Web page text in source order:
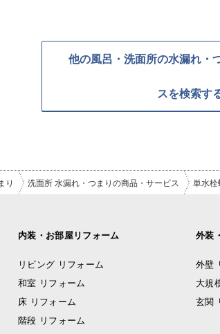
他の風呂・洗面所の水漏れ・
スを検索す
り 洗面所 水漏れ・つまりの商品・サービス 単水栓
内装・お部屋リフォーム
リビング リフォーム
和室 リフォーム
床 リフォーム
階段 リフォーム
外装
外壁
大規
玄関